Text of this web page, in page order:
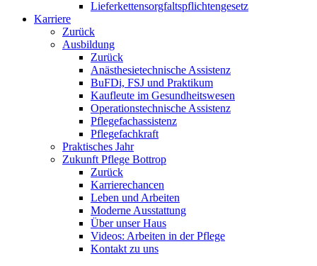
Lieferkettensorgfaltspflichtengesetz
Karriere
Zurück
Ausbildung
Zurück
Anästhesietechnische Assistenz
BuFDi, FSJ und Praktikum
Kaufleute im Gesundheitswesen
Operationstechnische Assistenz
Pflegefachassistenz
Pflegefachkraft
Praktisches Jahr
Zukunft Pflege Bottrop
Zurück
Karrierechancen
Leben und Arbeiten
Moderne Ausstattung
Über unser Haus
Videos: Arbeiten in der Pflege
Kontakt zu uns